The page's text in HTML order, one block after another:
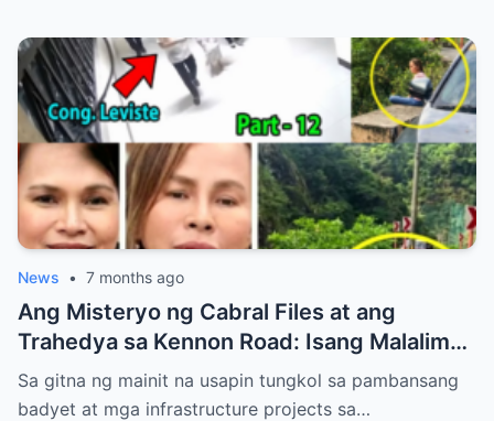
News • 7 months ago
Ang Misteryo ng Cabral Files at ang
Trahedya sa Kennon Road: Isang Malalim
na Pagsusuri
Sa gitna ng mainit na usapin tungkol sa pambansang
badyet at mga infrastructure projects sa…